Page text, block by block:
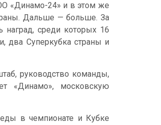
«Динамо-24» и в этом же
Дальше — больше. За
среди которых 16
два Суперкубка страны и
руководство команды,
«Динамо», московскую
в чемпионате и Кубке